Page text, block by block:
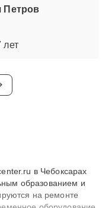
Петров
лет
в Чебоксарах
образованием и
на ремонте